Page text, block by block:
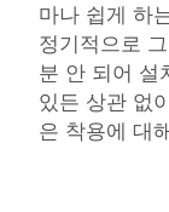
마나 쉽게 하
정기적으로
분 안 되어 설
있든 상관 없
은 착용에 대